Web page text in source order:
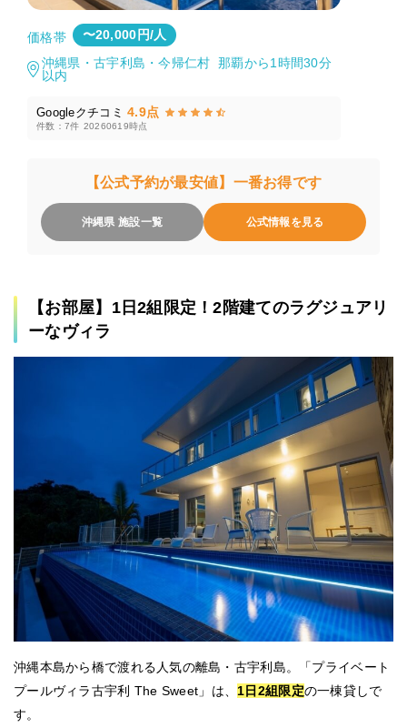
価格帯
〜20,000円/人
沖縄県・古宇利島・今帰仁村 那覇から1時間30分
以内
Googleクチコミ 4.9点
件数：7件 20260619時点
【公式予約が最安値】一番お得です
沖縄県 施設一覧 公式情報を見る
【お部屋】1日2組限定！2階建てのラグジュアリ
ーなヴィラ
沖縄本島から橋で渡れる人気の離島・古宇利島。「プライベート
プールヴィラ古宇利 The Sweet」は、1日2組限定の一棟貸しで
す。